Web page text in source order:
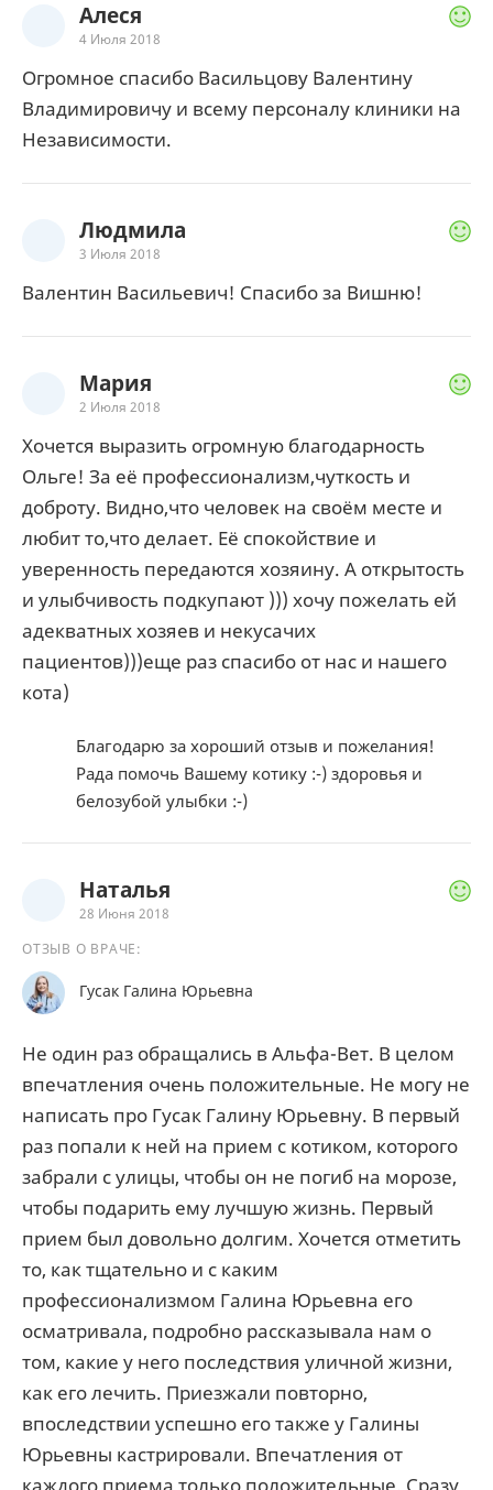
Алеся
4 Июля 2018
Огромное спасибо Васильцову Валентину
Владимировичу и всему персоналу клиники на
Независимости.
Людмила
3 Июля 2018
Валентин Васильевич! Спасибо за Вишню!
Мария
2 Июля 2018
Хочется выразить огромную благодарность
Ольге! За её профессионализм,чуткость и
доброту. Видно,что человек на своём месте и
любит то,что делает. Её спокойствие и
уверенность передаются хозяину. А открытость
и улыбчивость подкупают ))) хочу пожелать ей
адекватных хозяев и некусачих
пациентов)))еще раз спасибо от нас и нашего
кота)
Благодарю за хороший отзыв и пожелания!
Рада помочь Вашему котику :-) здоровья и
белозубой улыбки :-)
Наталья
28 Июня 2018
ОТЗЫВ О ВРАЧЕ:
Гусак Галина Юрьевна
Не один раз обращались в Альфа-Вет. В целом
впечатления очень положительные. Не могу не
написать про Гусак Галину Юрьевну. В первый
раз попали к ней на прием с котиком, которого
забрали с улицы, чтобы он не погиб на морозе,
чтобы подарить ему лучшую жизнь. Первый
прием был довольно долгим. Хочется отметить
то, как тщательно и с каким
профессионализмом Галина Юрьевна его
осматривала, подробно рассказывала нам о
том, какие у него последствия уличной жизни,
как его лечить. Приезжали повторно,
впоследствии успешно его также у Галины
Юрьевны кастрировали. Впечатления от